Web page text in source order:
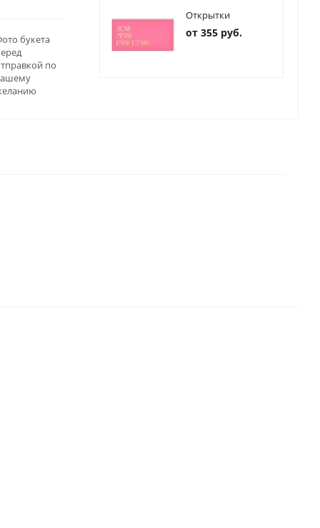
букета
по
Открытки
от 355 руб.